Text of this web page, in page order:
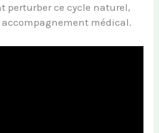
perturber ce cycle naturel,
médical.